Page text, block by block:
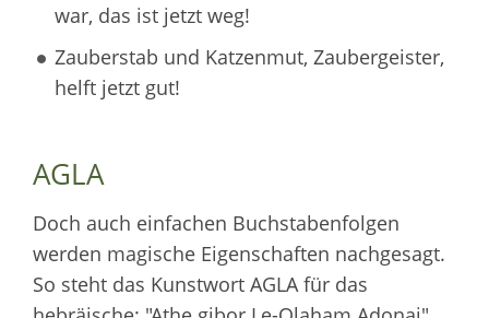
war, das ist jetzt weg!
Zauberstab und Katzenmut, Zaubergeister,
helft jetzt gut!
AGLA
Doch auch einfachen Buchstabenfolgen
werden magische Eigenschaften nachgesagt.
So steht das Kunstwort AGLA für das